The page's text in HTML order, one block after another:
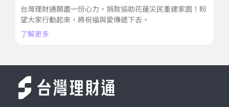
台灣理財通願盡一份心力，捐款協助花蓮災民重建家園！盼
望大家行動起來，將祝福與愛傳遞下去。
了解更多